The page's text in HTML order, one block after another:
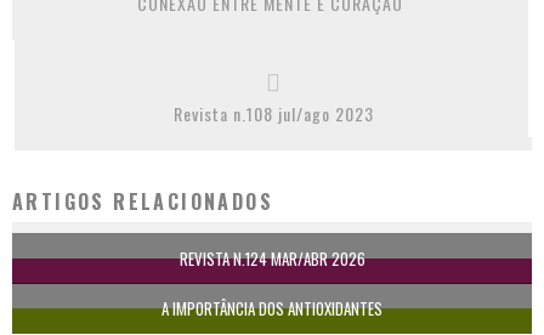
Revista n.108 jul/ago 2023
ARTIGOS RELACIONADOS
REVISTA N.124 MAR/ABR 2026
A IMPORTÂNCIA DOS ANTIOXIDANTES